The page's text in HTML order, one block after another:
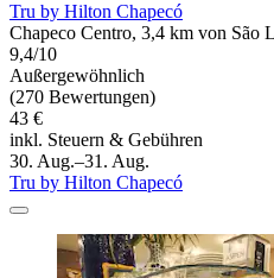
Tru by Hilton Chapecó
Chapeco Centro, 3,4 km von São
9,4/10
Außergewöhnlich
(270 Bewertungen)
43 €
inkl. Steuern & Gebühren
30. Aug.–31. Aug.
Tru by Hilton Chapecó